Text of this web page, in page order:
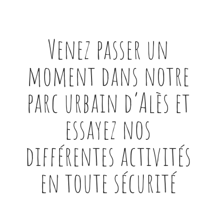
Venez passer un
moment dans notre
parc urbain d’Alès et
essayez nos
différentes activités
en toute sécurité